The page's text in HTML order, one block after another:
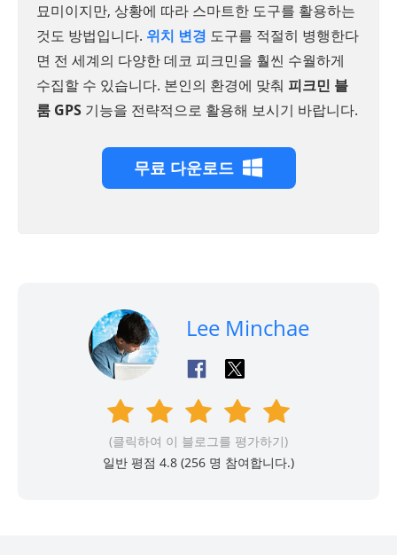
묘미이지만, 상황에 따라 스마트한 도구를 활용하는
것도 방법입니다. 위치 변경 도구를 적절히 병행한다
면 전 세계의 다양한 데코 피크민을 훨씬 수월하게
수집할 수 있습니다. 본인의 환경에 맞춰 피크민 블
룸 GPS 기능을 전략적으로 활용해 보시기 바랍니다.
무료 다운로드
Lee Minchae
(클릭하여 이 블로그를 평가하기)
일반 평점 4.8 (256 명 참여합니다.)